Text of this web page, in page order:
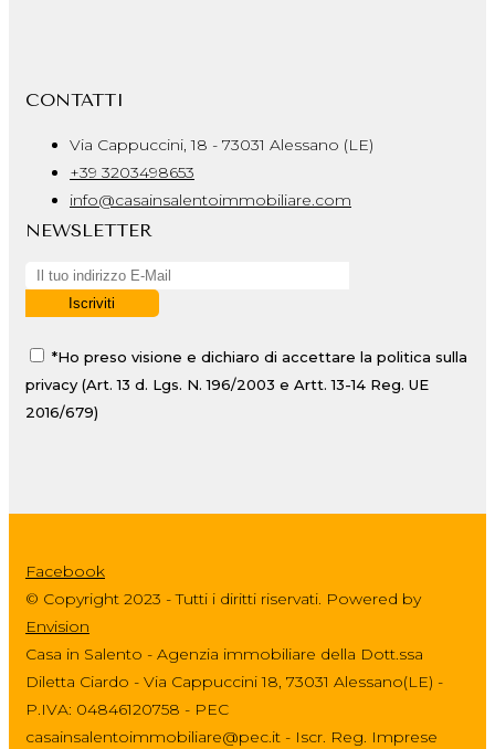
CONTATTI
Via Cappuccini, 18 - 73031 Alessano (LE)
+39 3203498653
info@casainsalentoimmobiliare.com
NEWSLETTER
*Ho preso visione e dichiaro di accettare la politica sulla
privacy (Art. 13 d. Lgs. N. 196/2003 e Artt. 13-14 Reg. UE
2016/679)
Facebook
© Copyright 2023 - Tutti i diritti riservati. Powered by
Envision
Casa in Salento - Agenzia immobiliare della Dott.ssa
Diletta Ciardo - Via Cappuccini 18, 73031 Alessano(LE) -
P.IVA: 04846120758 - PEC
casainsalentoimmobiliare@pec.it - Iscr. Reg. Imprese